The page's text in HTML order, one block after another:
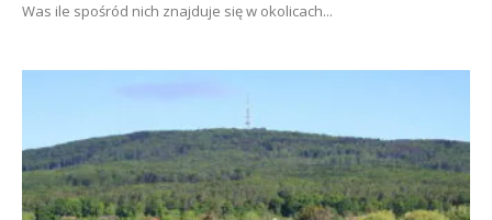
Was ile spośród nich znajduje się w okolicach...